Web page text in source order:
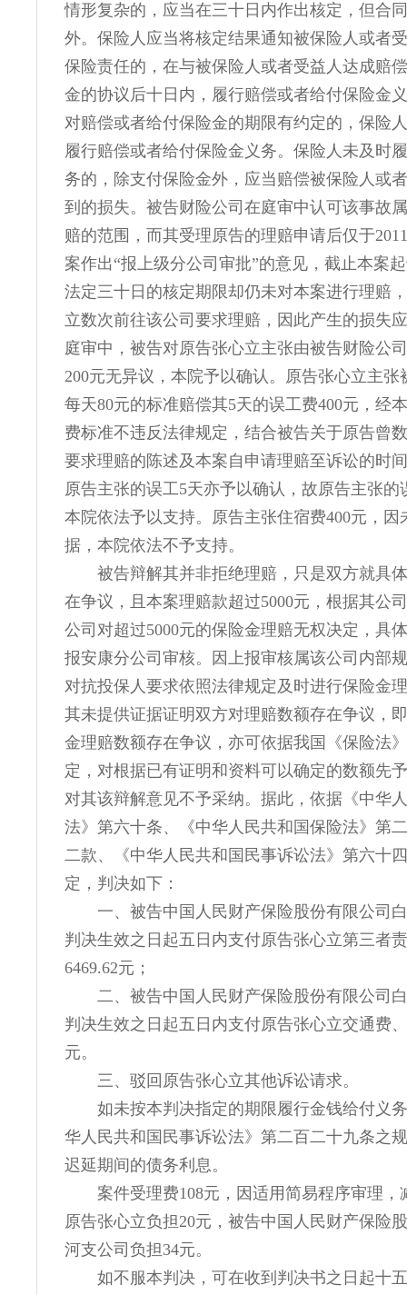
情形复杂的，应当在三十日内作出核定，但合
外。保险人应当将核定结果通知被保险人或者
保险责任的，在与被保险人或者受益人达成赔
金的协议后十日内，履行赔偿或者给付保险金
对赔偿或者给付保险金的期限有约定的，保险
履行赔偿或者给付保险金义务。保险人未及时
务的，除支付保险金外，应当赔偿被保险人或
到的损失。被告财险公司在庭审中认可该事故
赔的范围，而其受理原告的理赔申请后仅于
案作出“报上级分公司审批”的意见，截止本案
法定三十日的核定期限却仍未对本案进行理赔
立数次前往该公司要求理赔，因此产生的损失
庭审中，被告对原告张心立主张由被告财险公
200元无异议，本院予以确认。原告张心立主张
每天80元的标准赔偿其5天的误工费400元，经
费标准不违反法律规定，结合被告关于原告曾
要求理赔的陈述及本案自申请理赔至诉讼的时
原告主张的误工5天亦予以确认，故原告主张的
本院依法予以支持。原告主张住宿费400元，因
据，本院依法不予支持。
被告辩解其并非拒绝理赔，只是双方就具
在争议，且本案理赔款超过5000元，根据其公
公司对超过5000元的保险金理赔无权决定，具
报安康分公司审核。因上报审核属该公司内部
对抗投保人要求依照法律规定及时进行保险金
其未提供证据证明双方对理赔数额存在争议，
金理赔数额存在争议，亦可依据我国《保险法
定，对根据已有证明和资料可以确定的数额先
对其该辩解意见不予采纳。据此，依据《中华
法》第六十条、《中华人民共和国保险法》第
二款、《中华人民共和国民事诉讼法》第六十
定，判决如下：
一、被告中国人民财产保险股份有限公司
判决生效之日起五日内支付原告张心立第三者
6469.62元；
二、被告中国人民财产保险股份有限公司
判决生效之日起五日内支付原告张心立交通费
元。
三、驳回原告张心立其他诉讼请求。
如未按本判决指定的期限履行金钱给付义
华人民共和国民事诉讼法》第二百二十九条之
迟延期间的债务利息。
案件受理费108元，因适用简易程序审理，
原告张心立负担20元，被告中国人民财产保险
河支公司负担34元。
如不服本判决，可在收到判决书之日起十